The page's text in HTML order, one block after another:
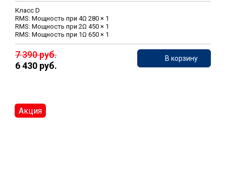
Класс D
RMS: Мощность при 4Ω 280 × 1
RMS: Мощность при 2Ω 450 × 1
RMS: Мощность при 1Ω 650 × 1
7 390 руб.
6 430 руб.
В корзину
Акция